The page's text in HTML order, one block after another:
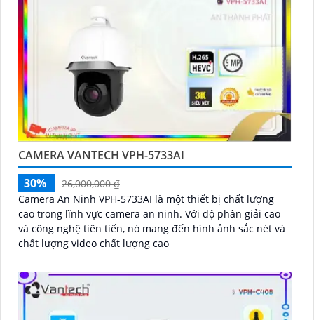
CAMERA VANTECH VPH-5733AI
30%
26,000,000 ₫
Camera An Ninh VPH-5733AI là một thiết bị chất lượng
cao trong lĩnh vực camera an ninh. Với độ phân giải cao
và công nghệ tiên tiến, nó mang đến hình ảnh sắc nét và
chất lượng video chất lượng cao